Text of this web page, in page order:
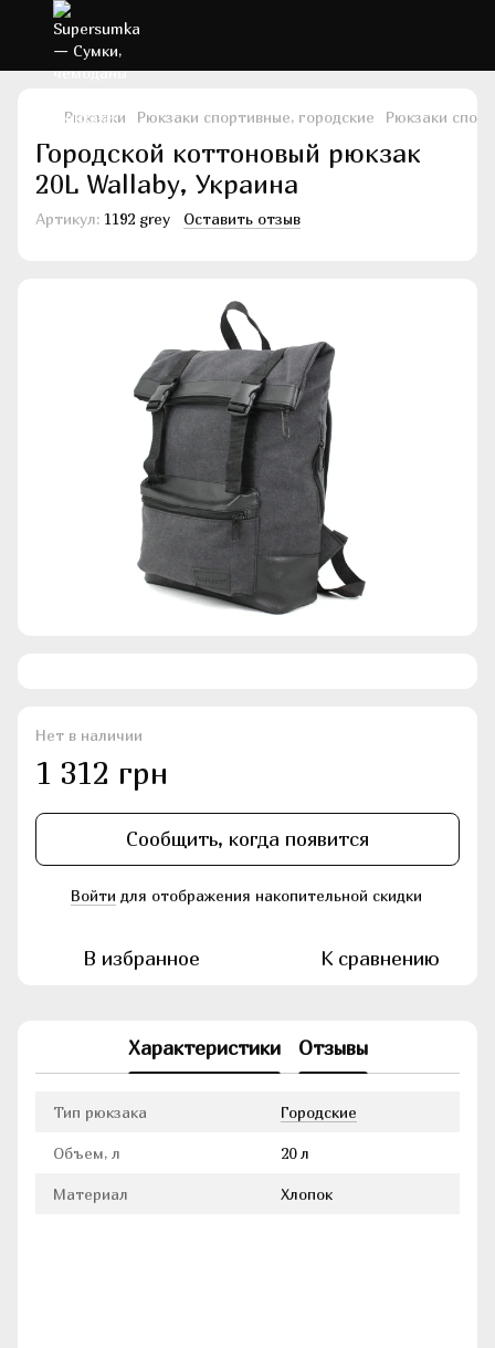
Рюкзаки Рюкзаки спортивные, городские Рюкзаки
Городской коттоновый рюкзак
20L Wallaby, Украина
Артикул: 1192 grey Оставить отзыв
Нет в наличии
1 312 грн
Сообщить, когда появится
Войти для отображения накопительной скидки
В избранное К сравнению
Характеристики Отзывы
Тип рюкзака Городские
Объем, л 20 л
Материал Хлопок